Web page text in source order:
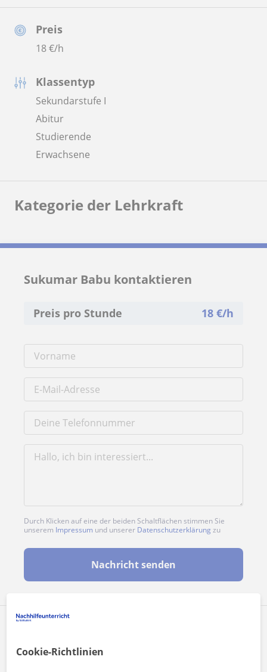
Preis
18€/h
Klassentyp
Sekundarstufe I
Abitur
Studierende
Erwachsene
Kategorie der Lehrkraft
Sukumar Babu kontaktieren
Preis pro Stunde 18€/h
Durch Klicken auf eine der beiden Schaltflächen stimmen Sie
unserem Impressum und unserer Datenschutzerklärung zu
Nachricht senden
Cookie-Richtlinien